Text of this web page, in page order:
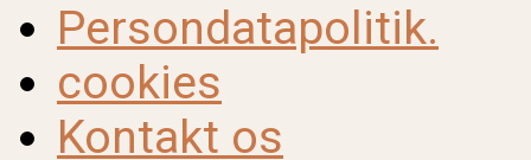
Persondatapolitik.
cookies
Kontakt os